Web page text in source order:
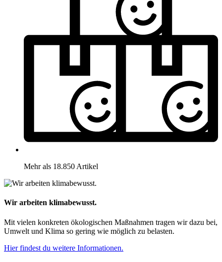
Mehr als 18.850 Artikel
Wir arbeiten klimabewusst.
Mit vielen konkreten ökologischen Maßnahmen tragen wir dazu bei,
Umwelt und Klima so gering wie möglich zu belasten.
Hier findest du weitere Informationen.